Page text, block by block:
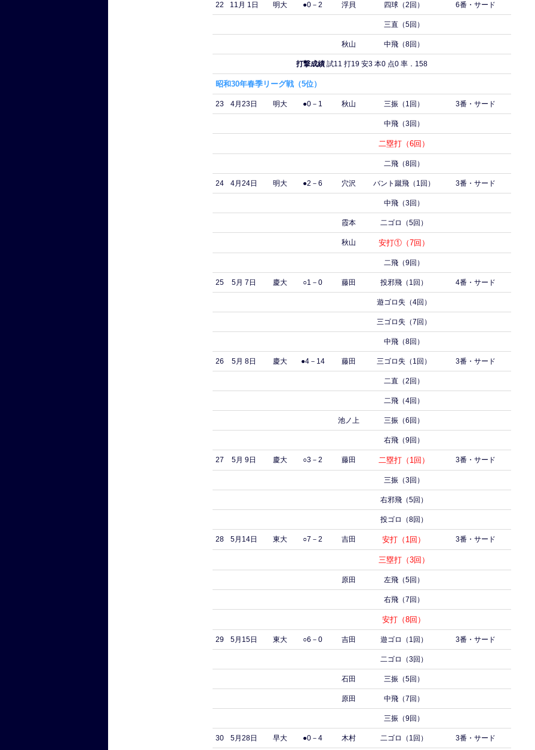
22 11月 1日 明大 ●0－2 浮貝 四球（2回） 6番・サード
三直（5回）
秋山 中飛（8回）
打撃成績 試11 打19 安3 本0 点0 率．158
昭和30年春季リーグ戦（5位）
23 4月23日 明大 ●0－1 秋山 三振（1回） 3番・サード
中飛（3回）
二塁打（6回）
二飛（8回）
24 4月24日 明大 ●2－6 穴沢 バント蹴飛（1回） 3番・サード
中飛（3回）
霞本 二ゴロ（5回）
秋山 安打①（7回）
二飛（9回）
25 5月 7日 慶大 ○1－0 藤田 投邪飛（1回） 4番・サード
遊ゴロ失（4回）
三ゴロ失（7回）
中飛（8回）
26 5月 8日 慶大 ●4－14 藤田 三ゴロ失（1回） 3番・サード
二直（2回）
二飛（4回）
池ノ上 三振（6回）
右飛（9回）
27 5月 9日 慶大 ○3－2 藤田 二塁打（1回） 3番・サード
三振（3回）
右邪飛（5回）
投ゴロ（8回）
28 5月14日 東大 ○7－2 吉田 安打（1回） 3番・サード
三塁打（3回）
原田 左飛（5回）
右飛（7回）
安打（8回）
29 5月15日 東大 ○6－0 吉田 遊ゴロ（1回） 3番・サード
二ゴロ（3回）
石田 三振（5回）
原田 中飛（7回）
三振（9回）
30 5月28日 早大 ●0－4 木村 二ゴロ（1回） 3番・サード